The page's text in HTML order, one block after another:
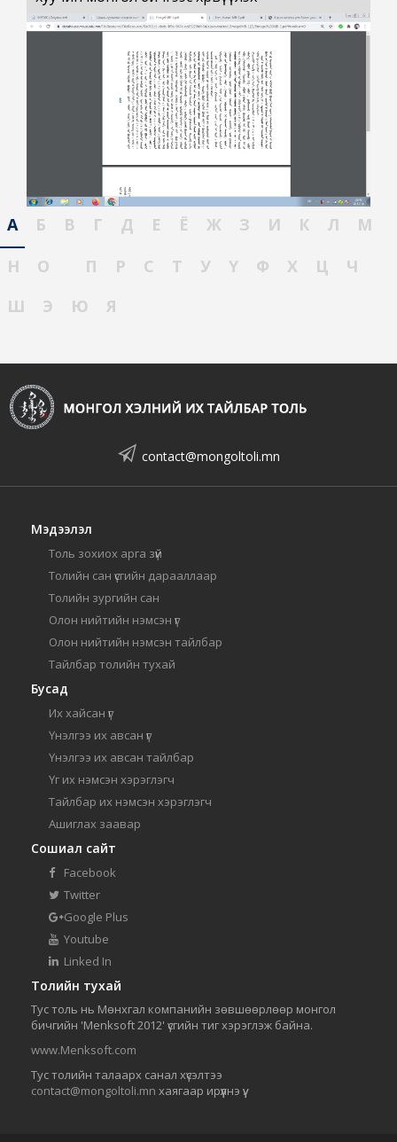
А Б В Г Д Е Ё Ж З И К Л
М
Н
О П Р С Т У Ү Ф Х Ц
Ч
Ш
Э Ю Я
contact@mongoltoli.mn
Мэдээлэл
Толь зохиох арга зүй
Толийн сан үсгийн дарааллаар
Толийн зургийн сан
Олон нийтийн нэмсэн үг
Олон нийтийн нэмсэн тайлбар
Тайлбар толийн тухай
Бусад
Их хайсан үг
Үнэлгээ их авсан үг
Үнэлгээ их авсан тайлбар
Үг их нэмсэн хэрэглэгч
Тайлбар их нэмсэн хэрэглэгч
Ашиглах заавар
Сошиал сайт
Facebook
Twitter
Google Plus
Youtube
Linked In
Толийн тухай
Тус толь нь Мөнхгал компанийн зөвшөөрлөөр монгол
бичгийн 'Menksoft 2012' үсгийн тиг хэрэглэж байна.
www.Menksoft.com
Тус толийн талаарх санал хүсэлтээ
contact@mongoltoli.mn хаягаар ирүүлнэ үү.